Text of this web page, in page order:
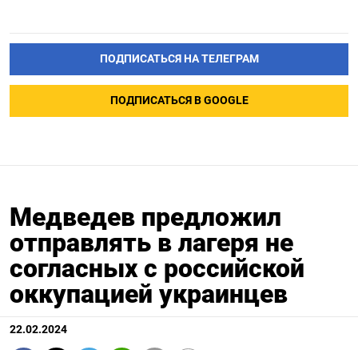
ПОДПИСАТЬСЯ НА ТЕЛЕГРАМ
ПОДПИСАТЬСЯ В GOOGLE
Медведев предложил
отправлять в лагеря не
согласных с российской
оккупацией украинцев
22.02.2024